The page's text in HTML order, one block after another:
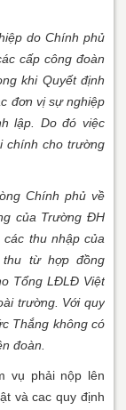
do Chính phủ
cấp công đoàn
khi Quyết định
đơn vị sự nghiệp
lập. Do đó việc
chính cho trường
Chính phủ về
của Trường ĐH
thu nhập của
từ hợp đồng
Tổng LĐLĐ Việt
trường. Với quy
Thắng không có
đoàn.
vụ phải nộp lên
và cac quy định